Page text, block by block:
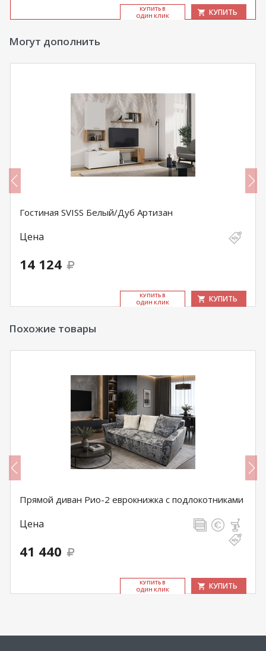
КУ­ПИТЬ В
ОДИН КЛИК
КУПИТЬ
Могут дополнить
Гостиная SVISS Белый/Дуб Артизан
Цена
14 124
КУ­ПИТЬ В
ОДИН КЛИК
КУПИТЬ
Похожие товары
Прямой диван Рио-2 еврокнижка с подлокотниками
Цена
41 440
КУ­ПИТЬ В
ОДИН КЛИК
КУПИТЬ